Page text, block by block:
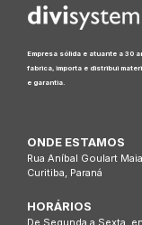
Empresa sólida e atuante a 30
fabrica, importa e distribui
e garantia.
ONDE ESTAMOS
Rua Aníbal Goulart
Curitiba, Paraná
HORÁRIOS
De Segunda a Sexta,